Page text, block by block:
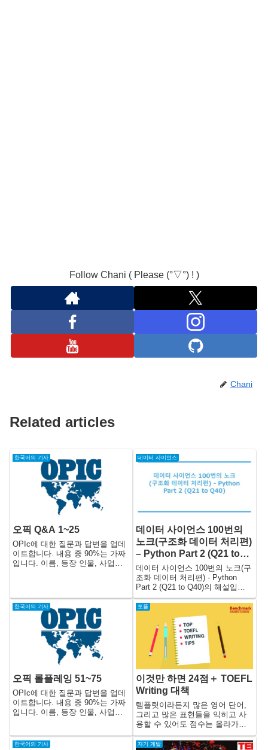
Follow Chani ( Please (°▽°) ! )
Chani
Related articles
한국어의 기사
오픽 Q&A 1~25
OPIc에 대한 질문과 답변을 업데
이트합니다. 내용 중 90%는 가짜
입니다. 이름, 등장 인물, 사업체,
거나 실제 사건과 비슷한 것은 순
전히 우연의 일치입니다.
데이터 사이언스
데이터 사이언스 100번의
노크(구조화 데이터 처리편)
– Python Part 2 (Q21 to
Q40)
데이터 사이언스 100번의 노크(구
조화 데이터 처리편) - Python
Part 2 (Q21 to Q40)의 해설입니
다.
한국어의 기사
오픽 롤플레잉 51~75
OPIc에 대한 질문과 답변을 업데
이트합니다. 내용 중 90%는 가짜
입니다. 이름, 등장 인물, 사업체,
용되고 있습니다. 살아있거나 죽
토플
이것만 하면 24점＋ TOEFL
Writing 대책
템플릿이라든지 많은 영어 단어,
그리고 많은 표현들을 익히고 사
용할 수 있어도 점수는 올라가지
는 않습니다. 왜냐하면 문장 구성
이나 그 일관성이 평가되기 때문
한국어의 기사 자기 계발